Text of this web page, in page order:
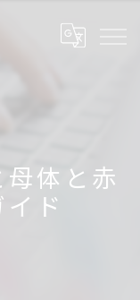
体と赤
ド